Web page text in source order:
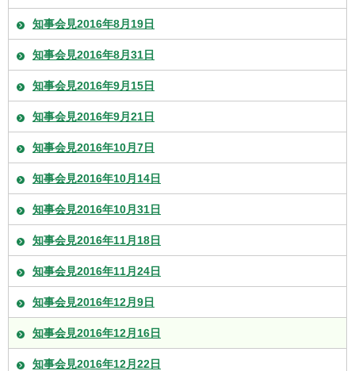
知事会見2016年8月19日
知事会見2016年8月31日
知事会見2016年9月15日
知事会見2016年9月21日
知事会見2016年10月7日
知事会見2016年10月14日
知事会見2016年10月31日
知事会見2016年11月18日
知事会見2016年11月24日
知事会見2016年12月9日
知事会見2016年12月16日
知事会見2016年12月22日